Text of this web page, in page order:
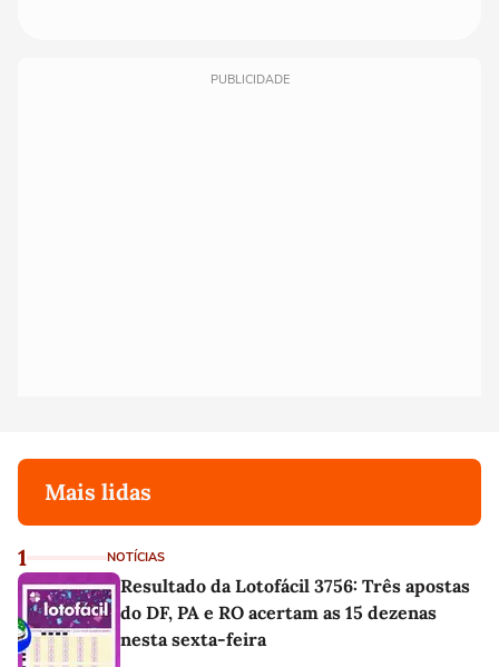
PUBLICIDADE
Mais lidas
1 NOTÍCIAS
Resultado da Lotofácil 3756: Três apostas
do DF, PA e RO acertam as 15 dezenas
nesta sexta-feira